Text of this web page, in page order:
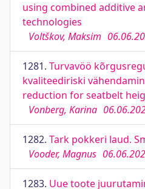
using combined additive
technologies
Voltškov, Maksim
1281. Turvavöö
kvaliteediriski
reduction for seatbelt
Vonberg, Karina
1282. Tark pokkeri laud.
Vooder, Magnus
1283. Uue toote